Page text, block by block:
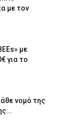
με τον
με
για το
νομό της